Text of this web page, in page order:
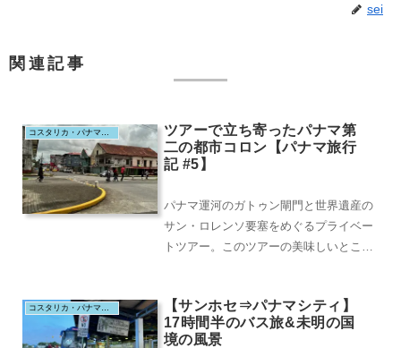
sei
関連記事
ツアーで立ち寄ったパナマ第
二の都市コロン【パナマ旅行
記 #5】
パナマ運河のガトゥン閘門と世界遺産の
サン・ロレンソ要塞をめぐるプライベー
トツアー。このツアーの美味しいところ
【サンホセ⇒パナマシティ】
17時間半のバス旅&未明の国
境の風景